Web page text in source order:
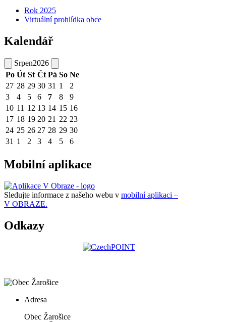
Rok 2025
Virtuální prohlídka obce
Kalendář
Srpen2026
Po Út St Čt Pá So Ne
27 28 29 30 31 1
2
3
4 5 6 7 8
9
10 11 12 13 14 15 16
17 18 19 20 21 22 23
24 25 26 27 28 29 30
31 1 2 3 4 5 6
Mobilní aplikace
Sledujte informace z našeho webu v mobilní aplikaci –
V OBRAZE.
Odkazy
Adresa
Obec Žarošice